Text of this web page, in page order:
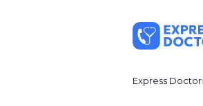
Express Doctor